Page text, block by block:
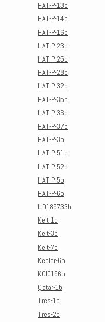
HAT-P-13b
HAT-P-14b
HAT-P-16b
HAT-P-23b
HAT-P-25b
HAT-P-28b
HAT-P-32b
HAT-P-35b
HAT-P-36b
HAT-P-37b
HAT-P-3b
HAT-P-51b
HAT-P-52b
HAT-P-5b
HAT-P-6b
HD189733b
Kelt-1b
Kelt-3b
Kelt-7b
Kepler-6b
KOI0196b
Qatar-1b
Tres-1b
Tres-2b